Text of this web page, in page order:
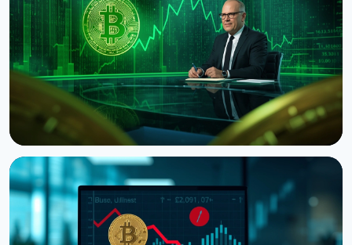
Ведущий CNBC Джим Крамер продает Bitcoin из-
за квантовой угрозы от IBM
5 августа 2026 г. 4 мин чтения